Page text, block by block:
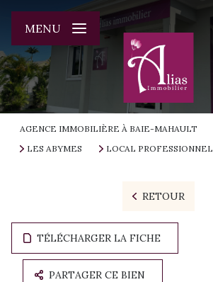
MENU
AGENCE IMMOBILIÈRE À BAIE-MAHAULT
LES ABYMES
LOCAL PROFESSIONNEL
RETOUR
TÉLÉCHARGER LA FICHE
PARTAGER CE BIEN